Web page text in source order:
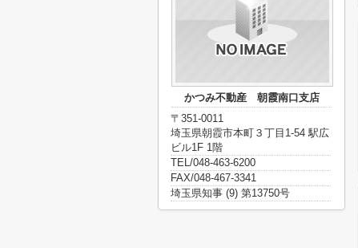
かつみ不動産 朝霞南口支店
〒351-0011
埼玉県朝霞市本町３丁目1-54 駅広
ビル1F 1階
TEL/048-463-6200
FAX/048-467-3341
埼玉県知事 (9) 第13750号